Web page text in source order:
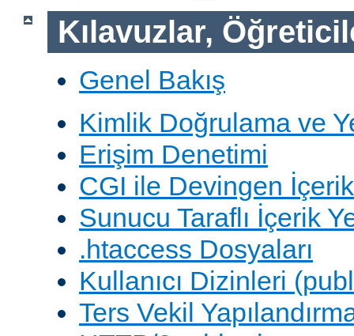
Kılavuzlar,
Genel Bakış
Kimlik Doğrulama ve
Erişim Denetimi
CGI ile Devingen İçerik
Sunucu Taraflı İçerik
.htaccess Dosyaları
Kullanıcı Dizinleri
Ters Vekil